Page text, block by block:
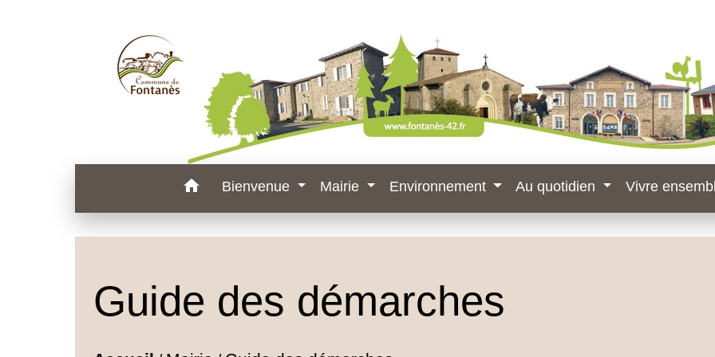
home Bienvenue Mairie Environnement Au quotidien Vivre
Guide des démarches